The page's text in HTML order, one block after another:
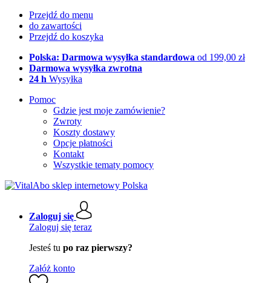
Przejdź do menu
do zawartości
Przejdź do koszyka
Polska: Darmowa wysyłka standardowa od 199,00 zł
Darmowa wysyłka zwrotna
24 h Wysyłka
Pomoc
Gdzie jest moje zamówienie?
Zwroty
Koszty dostawy
Opcje płatności
Kontakt
Wszystkie tematy pomocy
Zaloguj się
Zaloguj się teraz
Jesteś tu po raz pierwszy?
Załóż konto